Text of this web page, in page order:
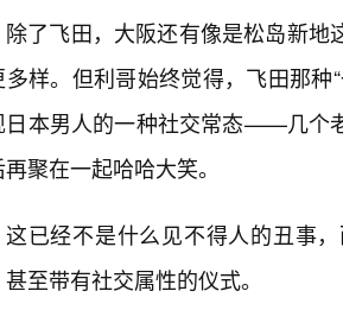
除了飞田，大阪还有像是松岛新
多样。但利哥始终觉得，飞田那
日本男人的一种社交常态——几个
聚在一起哈哈大笑。
这已经不是什么见不得人的丑事
至带有社交属性的仪式。